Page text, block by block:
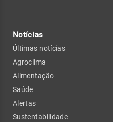
Notícias
Últimas notícias
Agroclima
Alimentação
Saúde
Alertas
Sustentabilidade